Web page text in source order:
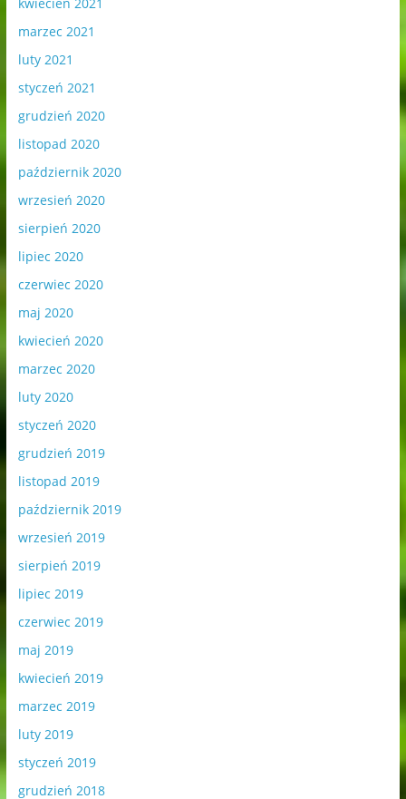
marzec 2021
luty 2021
styczeń 2021
grudzień 2020
listopad 2020
październik 2020
wrzesień 2020
sierpień 2020
lipiec 2020
czerwiec 2020
maj 2020
kwiecień 2020
marzec 2020
luty 2020
styczeń 2020
grudzień 2019
listopad 2019
październik 2019
wrzesień 2019
sierpień 2019
lipiec 2019
czerwiec 2019
maj 2019
kwiecień 2019
marzec 2019
luty 2019
styczeń 2019
grudzień 2018